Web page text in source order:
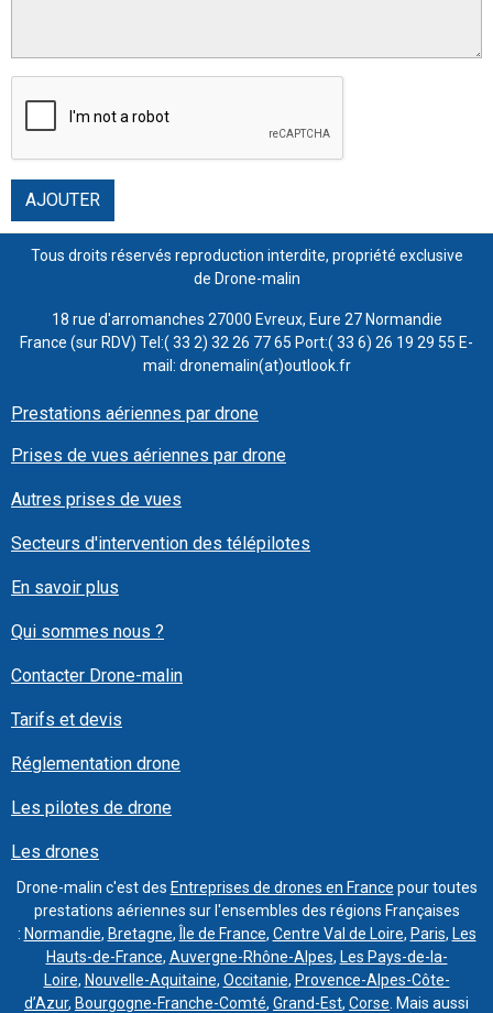
AJOUTER
Tous droits réservés reproduction interdite, propriété exclusive
de Drone-malin
18 rue d'arromanches 27000 Evreux, Eure 27 Normandie
France (sur RDV) Tel:( 33 2) 32 26 77 65 Port:( 33 6) 26 19 29 55 E-
mail: dronemalin(at)outlook.fr
Prestations aériennes par drone
Prises de vues aériennes par drone
Autres prises de vues
Secteurs d'intervention des télépilotes
En savoir plus
Qui sommes nous ?
Contacter Drone-malin
Tarifs et devis
Réglementation drone
Les pilotes de drone
Les drones
Drone-malin c'est des Entreprises de drones en France pour toutes
prestations aériennes sur l'ensembles des régions Françaises
: Normandie, Bretagne, Île de France, Centre Val de Loire, Paris, Les
Hauts-de-France, Auvergne-Rhône-Alpes, Les Pays-de-la-
Loire, Nouvelle-Aquitaine, Occitanie, Provence-Alpes-Côte-
d’Azur, Bourgogne-Franche-Comté, Grand-Est, Corse . Mais aussi